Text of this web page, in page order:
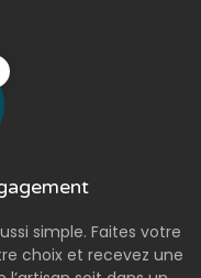
simple. Faites votre
choix et recevez une